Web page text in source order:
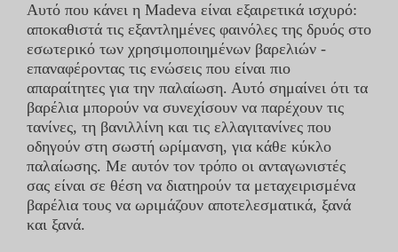
Αυτό που κάνει η Madeva είναι εξαιρετικά ισχυρό:
αποκαθιστά τις εξαντλημένες φαινόλες της δρυός στο
εσωτερικό των χρησιμοποιημένων βαρελιών -
επαναφέροντας τις ενώσεις που είναι πιο
απαραίτητες για την παλαίωση. Αυτό σημαίνει ότι τα
βαρέλια μπορούν να συνεχίσουν να παρέχουν τις
τανίνες, τη βανιλλίνη και τις ελλαγιτανίνες που
οδηγούν στη σωστή ωρίμανση, για κάθε κύκλο
παλαίωσης. Με αυτόν τον τρόπο οι ανταγωνιστές
σας είναι σε θέση να διατηρούν τα μεταχειρισμένα
βαρέλια τους να ωριμάζουν αποτελεσματικά, ξανά
και ξανά.